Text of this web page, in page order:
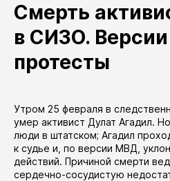
Смерть
в СИЗО.
протесты
​Утром 25 февраля в
умер активист Дулат Агадил.
люди в штатском; Агадил
к судье и, по версии МВД,
действий. Причиной смерти
сердечно-сосудистую